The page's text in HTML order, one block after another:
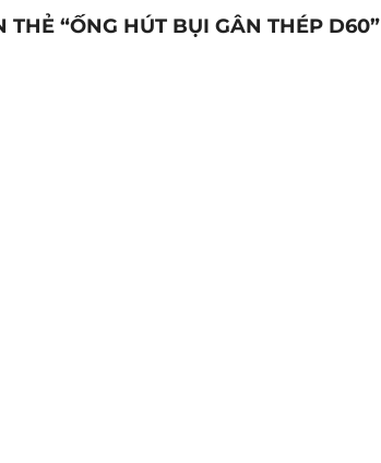
“ỐNG HÚT BỤI GÂN THÉP D60”